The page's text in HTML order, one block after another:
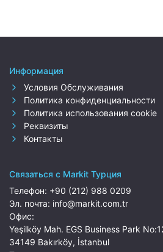
Информация
Условия Обслуживания
Политика конфиденциальности
Политика использования cookie
Реквизиты
Контакты
Связаться с Markit Турция
Телефон: +90 (212) 988 0209
Эл. почта: info@markit.com.tr
Офис:
Yeşilköy Mah. EGS Business Park
34149 Bakırköy, İstanbul